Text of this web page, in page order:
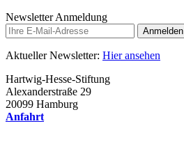
Newsletter Anmeldung
Anmelden
Aktueller Newsletter: Hier ansehen
Hartwig-Hesse-Stiftung
Alexanderstraße 29
20099 Hamburg
Anfahrt